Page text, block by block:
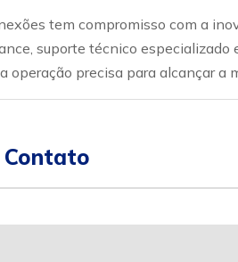
tem compromisso com a
suporte técnico
operação precisa para alcançar a
Contato